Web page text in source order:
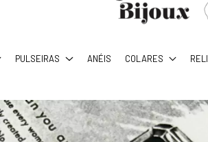
PULSEIRAS ANÉIS COLARES